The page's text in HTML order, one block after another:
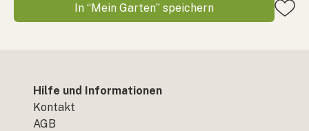
In “Mein Garten” speichern
Hilfe und Informationen
Kontakt
AGB